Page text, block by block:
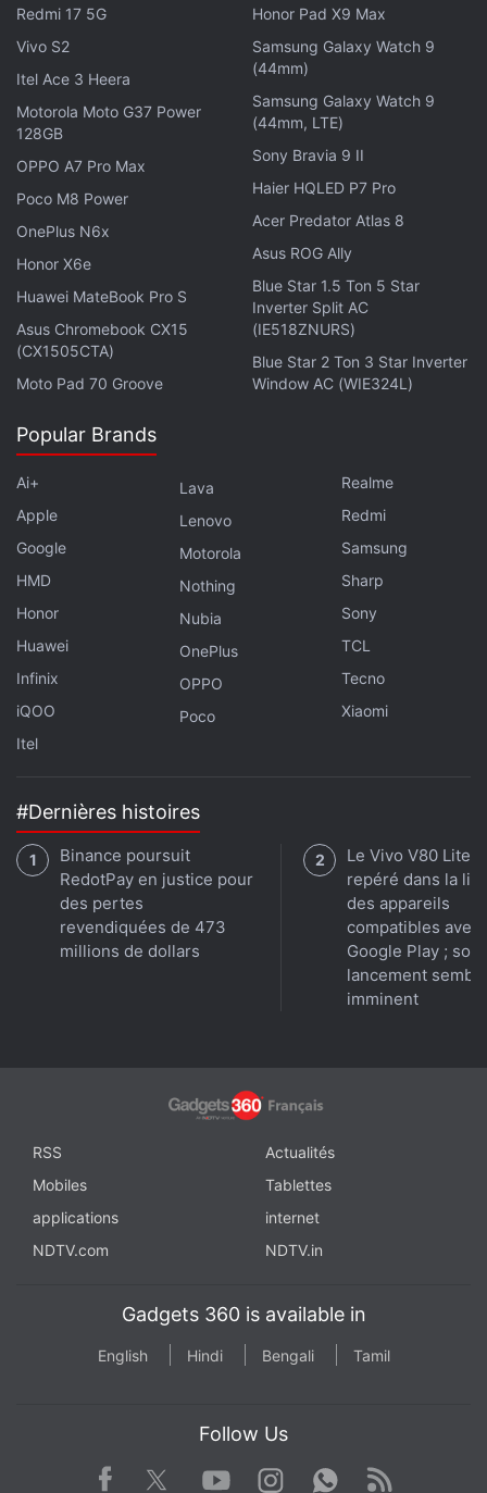
utilisateurs, tout en les encourageant à améliorer la
sécurité de leur compte et la récupération de leurs
données », adéclaré un porte-parole de la société à
Android Authority.
Le forfait Google One Lite de 30 Go est proposé au
prix de 59 Rs par mois en Inde. Le forfait Google
One avec des limites de stockage de 100 Go (Basic)
et 2 To (Premium) est proposé au prix de 130 Rs et
650 Rs par mois, respectivement.
Redmi 17 5G
Vivo S2
Itel Ace 3 Heera
Motorola Moto G37 Power
128GB
OPPO A7 Pro Max
Poco M8 Power
OnePlus N6x
Honor X6e
Huawei MateBook Pro S
Asus Chromebook CX15
(CX1505CTA)
Moto Pad 70 Groove
Honor Pad X9 Max
Samsung Galaxy Watch 9
(44mm)
Samsung Galaxy Watch 9
(44mm, LTE)
Sony Bravia 9 II
Haier HQLED P7 Pro
Acer Predator Atlas 8
Asus ROG Ally
Blue Star 1.5 Ton 5 Star
Inverter Split AC
(IE518ZNURS)
Blue Star 2 Ton 3 Star Inverter
Window AC (WIE324L)
Popular Brands
Ai+
Apple
Google
HMD
Honor
Huawei
Infinix
iQOO
Itel
Lava
Lenovo
Motorola
Nothing
Nubia
OnePlus
OPPO
Poco
Realme
Redmi
Samsung
Sharp
Sony
TCL
Tecno
Xiaomi
#Dernières histoires
Binance poursuit
RedotPay en justice pour
des pertes
revendiquées de 473
millions de dollars
Le Vivo V80 Lite
repéré dans la
des appareils
compatibles avec
Google Play ; son
lancement semble
imminent
RSS
Actualités
Mobiles
Tablettes
applications
internet
NDTV.com
NDTV.in
Gadgets 360 is available in
English Hindi Bengali Tamil
Follow Us
Facebook TwitterYoutube
Instagram WhatsApp
Rss